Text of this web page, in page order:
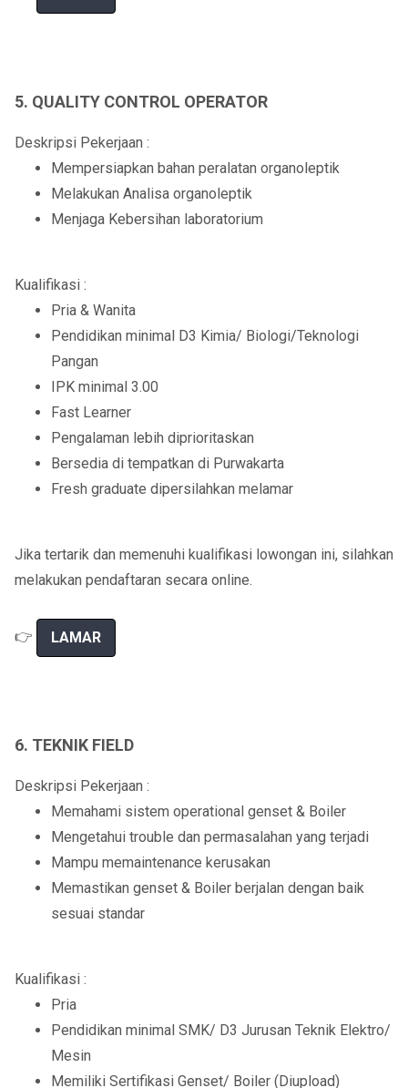
5. QUALITY CONTROL OPERATOR
Deskripsi Pekerjaan :
Mempersiapkan bahan peralatan organoleptik
Melakukan Analisa organoleptik
Menjaga Kebersihan laboratorium
Kualifikasi :
Pria & Wanita
Pendidikan minimal D3 Kimia/ Biologi/Teknologi
Pangan
IPK minimal 3.00
Fast Learner
Pengalaman lebih diprioritaskan
Bersedia di tempatkan di Purwakarta
Fresh graduate dipersilahkan melamar
Jika tertarik dan memenuhi kualifikasi lowongan ini, silahkan
melakukan pendaftaran secara online.
👉 LAMAR
6. TEKNIK FIELD
Deskripsi Pekerjaan :
Memahami sistem operational genset & Boiler
Mengetahui trouble dan permasalahan yang terjadi
Mampu memaintenance kerusakan
Memastikan genset & Boiler berjalan dengan baik
sesuai standar
Kualifikasi :
Pria
Pendidikan minimal SMK/ D3 Jurusan Teknik Elektro/
Mesin
Memiliki Sertifikasi Genset/ Boiler (Diupload)